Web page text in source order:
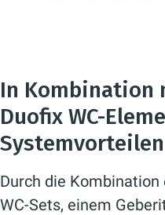
In Kombination
Duofix WC-
Durch die
WC-Sets, einem